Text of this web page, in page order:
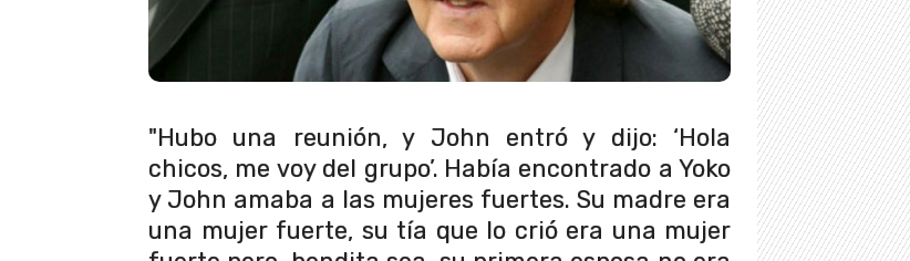
"Hubo una reunión, y John entró y dijo: ‘Hola
chicos, me voy del grupo’. Había encontrado a Yoko
y John amaba a las mujeres fuertes. Su madre era
una mujer fuerte, su tía que lo crió era una mujer